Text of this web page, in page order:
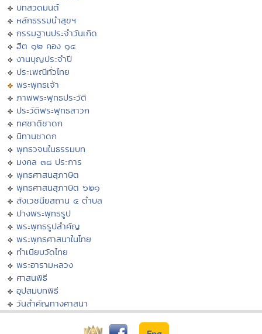
บทสวดมนต์
หลักธรรมนำสุขฯ
กรรมฐานประจำวันเกิด
ฮีต ๑๒ คอง ๑๔
งานบุญประจำปี
ประเพณีทั่วไทย
พระพุทธเจ้า
ภาพพระพุทธประวัติ
ประวัติพระพุทธสาวก
ทศชาติชาดก
นิทานชาดก
พุทธวจนในธรรมบท
มงคล ๓๘ ประการ
พุทธศาสนสุภาษิต
พุทธศาสนสุภาษิต ๖๒๑
สังเวชนียสถาน ๔ ตำบล
ปางพระพุทธรูป
พระพุทธรูปสำคัญ
พระพุทธศาสนาในไทย
ทำเนียบวัดไทย
พระอารามหลวง
ศาสนพิธี
อุปสมบทพิธี
วันสำคัญทางศาสนา